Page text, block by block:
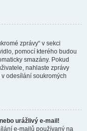
zprávy“ v sekci
pomocí kterého budou
smazány. Pokud
nahlaste zprávy
odesílání soukromých
urážlivý e-mail!
e-mailů používaný na